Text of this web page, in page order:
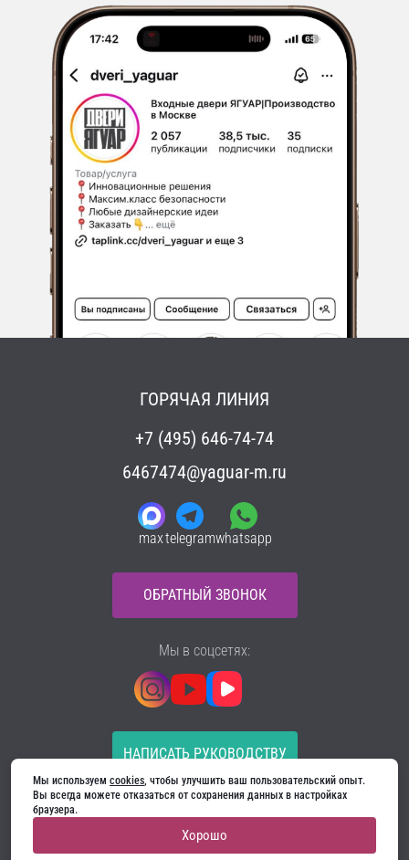
ГОРЯЧАЯ ЛИНИЯ
+7 (495) 646-74-74
6467474@yaguar-m.ru
maxtelegramwhatsapp
ОБРАТНЫЙ ЗВОНОК
НАПИСАТЬ РУКОВОДСТВУ
Все материалы на сайте принадлежат компании
ООО «Ягуар-М» — входные и межкомнатные двери
производителя. Копирование запрещено!
Политика конфиденциальности
Мы в соцсетях:
Мы используем cookies, чтобы улучшить ваш пользовательский опыт.
Вы всегда можете отказаться от сохранения данных в настройках
браузера.
Хорошо